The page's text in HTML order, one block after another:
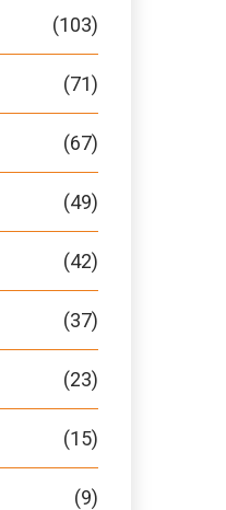
(103)
(71)
(67)
(49)
(42)
(37)
(23)
(15)
(9)